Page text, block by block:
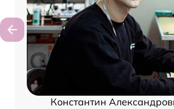
Константин